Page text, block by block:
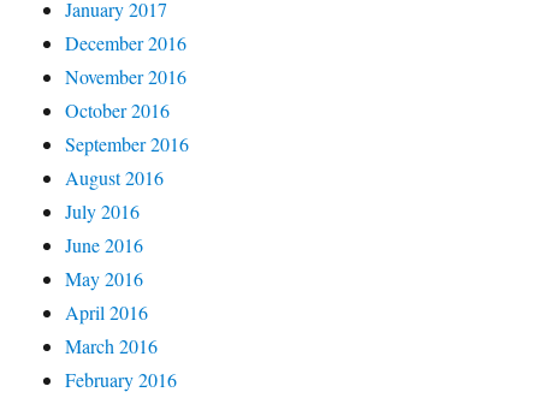
January 2017
December 2016
November 2016
October 2016
September 2016
August 2016
July 2016
June 2016
May 2016
April 2016
March 2016
February 2016